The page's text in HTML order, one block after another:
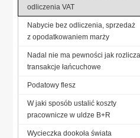
odliczenia VAT
Nabycie bez odliczenia, sprzedaż
z opodatkowaniem marży
Nadal nie ma pewności jak
transakcje łańcuchowe
Podatowy flesz
W jaki sposób ustalić koszty
pracownicze w uldze B+R
Wycieczka dookoła świata